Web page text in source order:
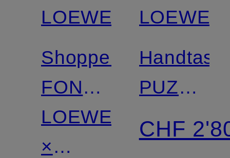
LOEWE
Shopper
FONT
TOTE
MEDIUM
LOEWE
×
LOEWE
PUZZLE
SMALL
CHF